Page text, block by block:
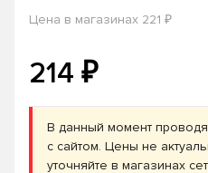
Цена в магазинах 221 ₽
214 ₽
В данный момент
с сайтом. Цены не
уточняйте в магазинах